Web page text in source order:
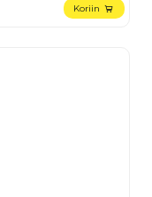
Koriin